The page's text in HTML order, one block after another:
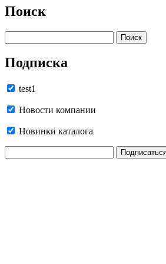
Поиск
Подписка
test1
Новости компании
Новинки каталога